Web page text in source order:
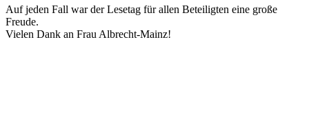
Auf jeden Fall war der Lesetag für allen Beteiligten eine große
Freude.
Vielen Dank an Frau Albrecht-Mainz!